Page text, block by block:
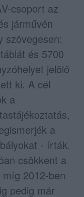
csoport az
járművén
szövegesen:
és 5700
jelölő
ki. A cél
a
a
- írták.
csökkent a
2012-ben
pedig már